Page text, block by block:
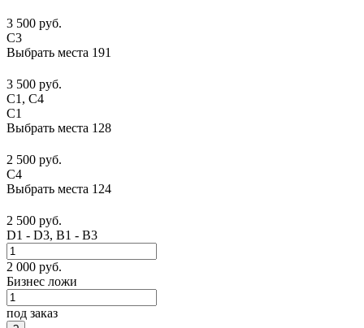
3 500 руб.
C3
Выбрать места 191
3 500 руб.
C1, С4
C1
Выбрать места 128
2 500 руб.
C4
Выбрать места 124
2 500 руб.
D1 - D3, В1 - В3
2 000 руб.
Бизнес ложи
под заказ